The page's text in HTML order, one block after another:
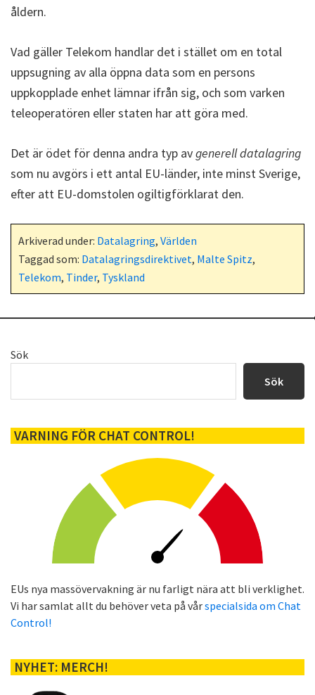
åldern.
Vad gäller Telekom handlar det i stället om en total
uppsugning av alla öppna data som en persons
uppkopplade enhet lämnar ifrån sig, och som varken
teleoperatören eller staten har att göra med.
Det är ödet för denna andra typ avgenerell datalagring
som nu avgörs i ett antal EU-länder, inte minst Sverige,
efter att EU-domstolen ogiltigförklarat den.
Arkiverad under: Datalagring, Världen
Taggad som: Datalagringsdirektivet, Malte Spitz,
Telekom, Tinder, Tyskland
Primärt
Sök
Sök
VARNING FÖR CHAT CONTROL!
EUs nya massövervakning är nu farligt nära att bli verklighet.
Vi har samlat allt du behöver veta på vårspecialsida om Chat
Control!
NYHET: MERCH!